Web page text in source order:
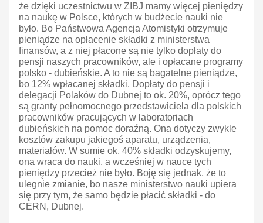
że dzięki uczestnictwu w ZIBJ mamy więcej pieniędzy
na naukę w Polsce, których w budżecie nauki nie
było. Bo Państwowa Agencja Atomistyki otrzymuje
pieniądze na opłacenie składki z ministerstwa
finansów, a z niej płacone są nie tylko dopłaty do
pensji naszych pracowników, ale i opłacane programy
polsko - dubieńskie. A to nie są bagatelne pieniądze,
bo 12% wpłacanej składki. Dopłaty do pensji i
delegacji Polaków do Dubnej to ok. 20%, oprócz tego
są granty pełnomocnego przedstawiciela dla polskich
pracowników pracujących w laboratoriach
dubieńskich na pomoc doraźną. Ona dotyczy zwykle
kosztów zakupu jakiegoś aparatu, urządzenia,
materiałów. W sumie ok. 40% składki odzyskujemy,
ona wraca do nauki, a wcześniej w nauce tych
pieniędzy przecież nie było. Boję się jednak, że to
ulegnie zmianie, bo nasze ministerstwo nauki upiera
się przy tym, że samo będzie płacić składki - do
CERN, Dubnej.